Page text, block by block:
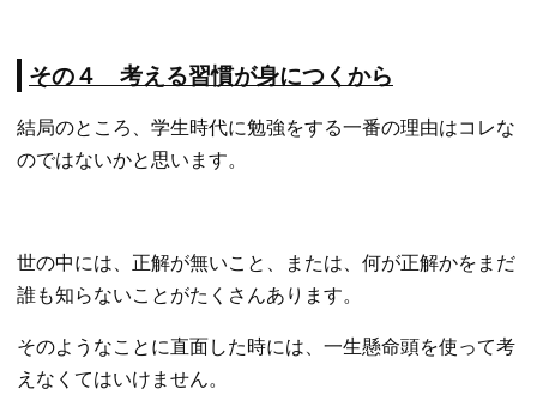
その４ 考える習慣が身につくから
結局のところ、学生時代に勉強をする一番の理由はコレな
のではないかと思います。
世の中には、正解が無いこと、または、何が正解かをまだ
誰も知らないことがたくさんあります。
そのようなことに直面した時には、一生懸命頭を使って考
えなくてはいけません。